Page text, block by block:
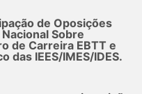
de Oposições
Sobre
de Carreira EBTT e
das IEES/IMES/IDES.